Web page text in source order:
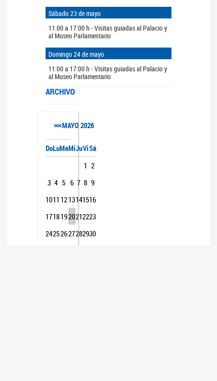
Sábado 23 de mayo
11:00 a 17:00 h - Visitas guiadas al Palacio y
al Museo Parlamentario
Domingo 24 de mayo
11:00 a 17:00 h - Visitas guiadas al Palacio y
al Museo Parlamentario
ARCHIVO
<<
>>MAYO 2026
DoLuMaMiJuViSá
1 2
3 4 5 6 7 8 9
1011 1213141516
17181920212223
24252627282930